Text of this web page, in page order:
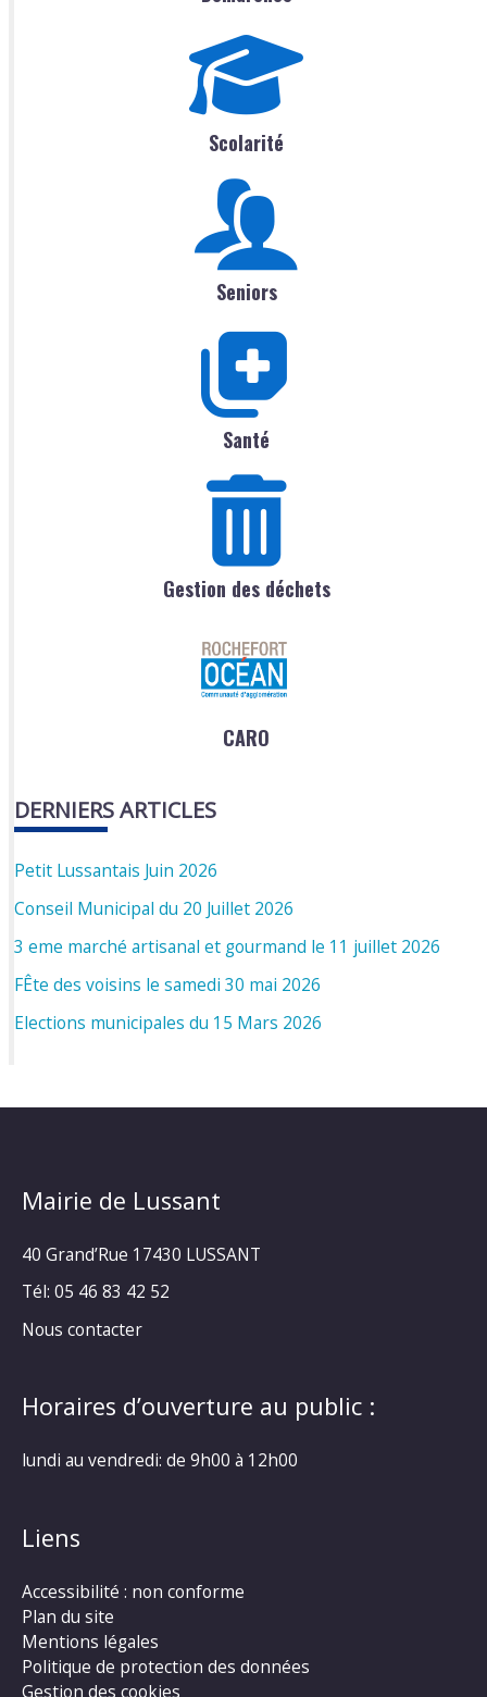
Scolarité
Seniors
Santé
Gestion des déchets
CARO
DERNIERS ARTICLES
Petit Lussantais Juin 2026
Conseil Municipal du 20 Juillet 2026
3 eme marché artisanal et gourmand le 11 juillet 2026
FÊte des voisins le samedi 30 mai 2026
Elections municipales du 15 Mars 2026
Mairie de Lussant
40 Grand’Rue 17430 LUSSANT
Tél: 05 46 83 42 52
Nous contacter
Horaires d’ouverture au public :
lundi au vendredi: de 9h00 à 12h00
Liens
Accessibilité : non conforme
Plan du site
Mentions légales
Politique de protection des données
Gestion des cookies